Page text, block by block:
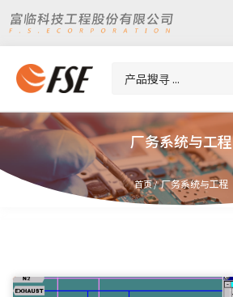
厂务系统与工程
首页 / 厂务系统与工程